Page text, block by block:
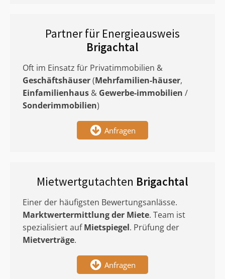
Partner für Energieausweis
Brigachtal
Oft im Einsatz für Privatimmobilien &
Geschäftshäuser(Mehrfamilien-häuser,
Einfamilienhaus & Gewerbe-immobilien /
Sonderimmobilien)
Anfragen
Mietwertgutachten Brigachtal
Einer der häufigsten Bewertungsanlässe.
Marktwertermittlungder Miete. Team ist
spezialisiert aufMietspiegel. Prüfung der
Mietverträge.
Anfragen